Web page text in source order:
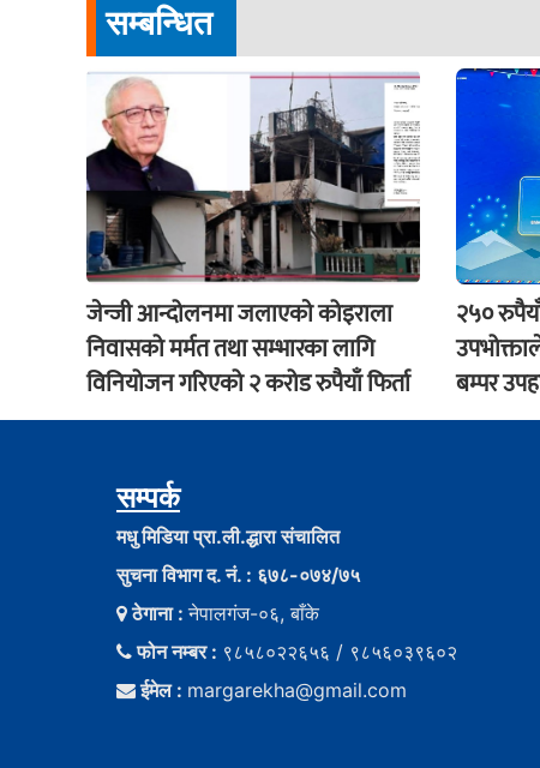
सम्बन्धित
जेन्जी आन्दोलनमा जलाएकाे कोइराला
निवासको मर्मत तथा सम्भारका लागि
विनियोजन गरिएको २ करोड रुपैयाँ फिर्ता
२५०
बम्पर
सम्पर्क
मधु मिडिया प्रा.ली.द्धारा संचालित
सुचना विभाग द. नं. : ६७८-०७४/७५
ठेगाना :नेपालगंज-०६, बाँके
फोन नम्बर : ९८५८०२२६५६ / ९८५६०३९६०२
ईमेल : margarekha@gmail.com